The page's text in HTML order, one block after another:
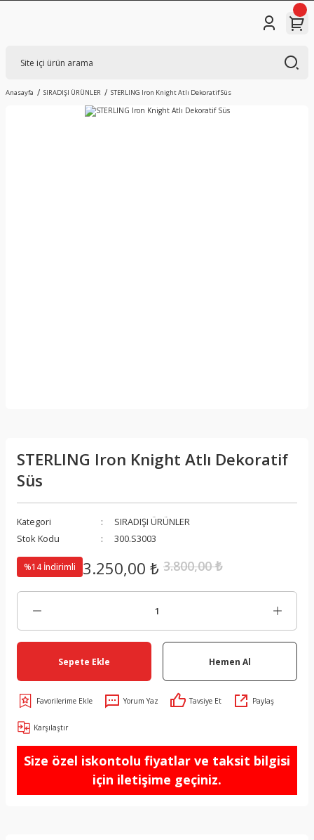
Anasayfa SIRADIŞI ÜRÜNLER STERLING Iron Knight Atlı Dekoratif Süs
STERLING Iron Knight Atlı Dekoratif
Süs
Kategori
SIRADIŞI ÜRÜNLER
Stok Kodu
300.S3003
%14 İndirimli 3.250,00 ₺ 3.800,00 ₺
Sepete Ekle Hemen Al
Yorum Yaz Tavsiye Et Paylaş
Karşılaştır
Size özel iskontolu fiyatlar ve taksit bilgisi
için iletişime geçiniz.